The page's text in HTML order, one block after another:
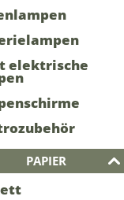
elektrische
PAPIER